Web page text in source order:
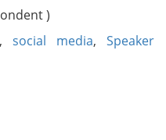
)
social media,Speaker